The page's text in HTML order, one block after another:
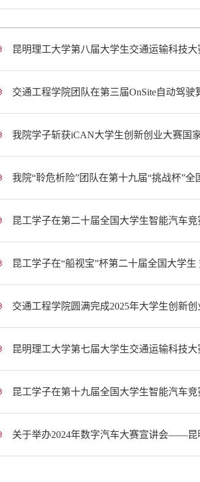
昆明理工大学第八届大学生交通运输科技
交通工程学院团队在第三届OnSite自动驾驶
我院学子斩获iCAN大学生创新创业大赛国
我院“聆危析险”团队在第十九届“挑战杯”
昆工学子在第二十届全国大学生智能汽车
昆工学子在“船视宝”杯第二十届全国大学
交通工程学院圆满完成2025年大学生创新
昆明理工大学第七届大学生交通运输科技
昆工学子在第十九届全国大学生智能汽车
关于举办2024年数字汽车大赛宣讲会——昆